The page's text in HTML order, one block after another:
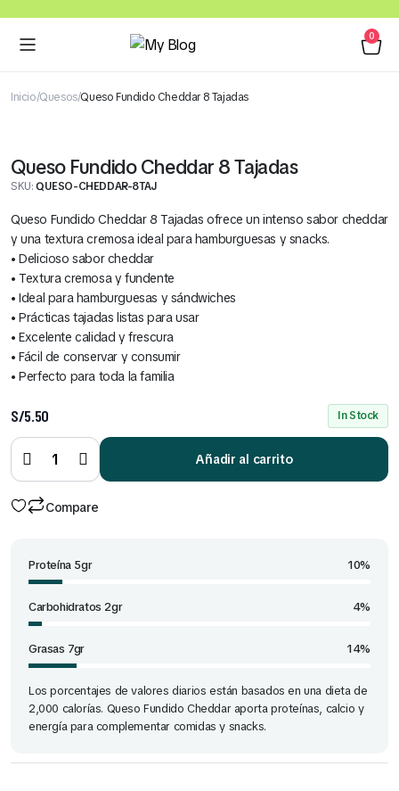
0
Inicio Quesos Queso Fundido Cheddar 8 Tajadas
Queso Fundido Cheddar 8 Tajadas
SKU:QUESO-CHEDDAR-8TAJ
Queso Fundido Cheddar 8 Tajadas ofrece un intenso sabor cheddar
y una textura cremosa ideal para hamburguesas y snacks.
• Delicioso sabor cheddar
• Textura cremosa y fundente
• Ideal para hamburguesas y sándwiches
• Prácticas tajadas listas para usar
• Excelente calidad y frescura
• Fácil de conservar y consumir
• Perfecto para toda la familia
S/5.50 In Stock
Fundido
Cheddar
Tajadas
Añadir al carrito
Compare
Proteína 5gr 10%
Carbohidratos 2gr 4%
Grasas 7gr 14%
Los porcentajes de valores diarios están basados en una dieta de
2,000 calorías. Queso Fundido Cheddar aporta proteínas, calcio y
energía para complementar comidas y snacks.